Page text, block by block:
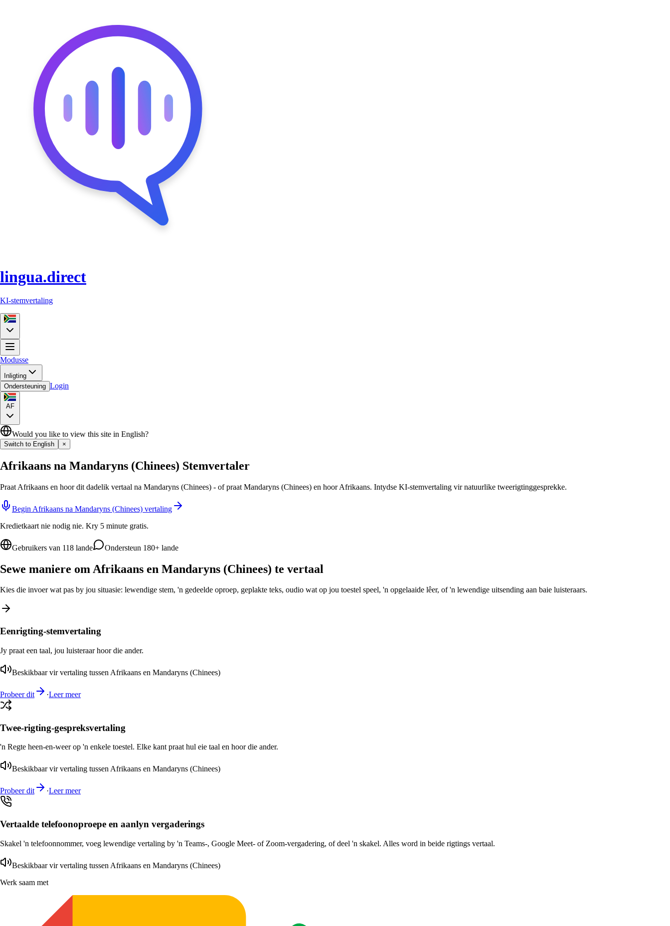
lingua.direct
KI-stemvertaling
Modusse
Inligting
Ondersteuning Login
AF
Would you like to view this site in English?
Switch to English ×
Afrikaans na Mandaryns (Chinees) Stemvertaler
Praat Afrikaans en hoor dit dadelik vertaal na Mandaryns (Chinees) - of praat Mandaryns (Chinees) en hoor Afrikaans. Intydse KI-stemvertaling vir natuurlike tweerigtinggesprekke.
Begin Afrikaans na Mandaryns (Chinees) vertaling
Kredietkaart nie nodig nie. Kry 5 minute gratis.
Gebruikers van 118 lande Ondersteun 180+ lande
Sewe maniere om Afrikaans en Mandaryns (Chinees) te vertaal
Kies die invoer wat pas by jou situasie: lewendige stem, 'n gedeelde oproep, geplakte teks, oudio wat op jou toestel speel, 'n opgelaaide lêer, of 'n lewendige uitsending aan baie luisteraars.
Eenrigting-stemvertaling
Jy praat een taal, jou luisteraar hoor die ander.
Beskikbaar vir vertaling tussen Afrikaans en Mandaryns (Chinees)
Probeer dit ·Leer meer
Twee-rigting-gespreksvertaling
'n Regte heen-en-weer op 'n enkele toestel. Elke kant praat hul eie taal en hoor die ander.
Beskikbaar vir vertaling tussen Afrikaans en Mandaryns (Chinees)
Probeer dit ·Leer meer
Vertaalde telefoonoproepe en aanlyn vergaderings
Skakel 'n telefoonnommer, voeg lewendige vertaling by 'n Teams-, Google Meet- of Zoom-vergadering, of deel 'n skakel. Alles word in beide rigtings vertaal.
Beskikbaar vir vertaling tussen Afrikaans en Mandaryns (Chinees)
Werk saam met